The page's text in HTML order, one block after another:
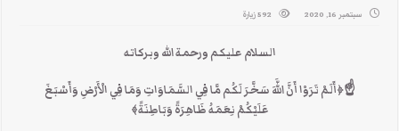
سبتمبر 16, 2020 592 زيارة
السلام عليكم ورحمة الله وبركاته
☝﴿أَلَمْ تَرَوْا أَنَّ اللَّهَ سَخَّرَ لَكُم مَّا فِي السَّمَاوَاتِ وَمَا فِي الْأَرْضِ وَأَسْبَغَ
عَلَيْكُمْ نِعَمَهُ ظَاهِرَةً وَبَاطِنَةً﴾